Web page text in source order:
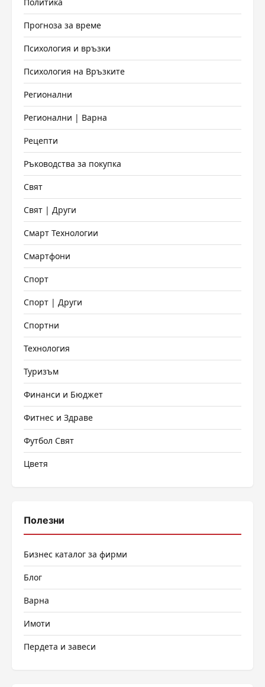
Прогноза за време
Психология и връзки
Психология на Връзките
Регионални
Регионални | Варна
Рецепти
Ръководства за покупка
Свят
Свят | Други
Смарт Технологии
Смартфони
Спорт
Спорт | Други
Спортни
Технология
Туризъм
Финанси и Бюджет
Фитнес и Здраве
Футбол Свят
Цветя
Полезни
Бизнес каталог за фирми
Блог
Варна
Имоти
Пердета и завеси